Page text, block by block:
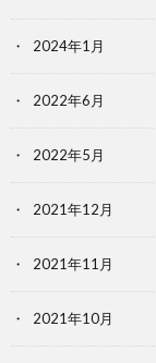
2024年1月
2022年6月
2022年5月
2021年12月
2021年11月
2021年10月